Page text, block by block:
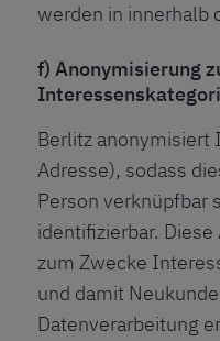
werden in innerhalb
f) Anonymisierung
Berlitz anonymisiert
Adresse), sodass
Person verknüpfbar
identifizierbar.
zum Zwecke
und damit
Datenverarbeitung